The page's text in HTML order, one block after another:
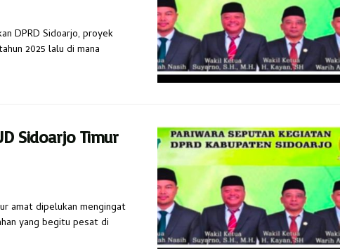
DPRD Sidoarjo, proyek
2025 lalu di mana
Sidoarjo Timur
amat dipelukan mengingat
yang begitu pesat di